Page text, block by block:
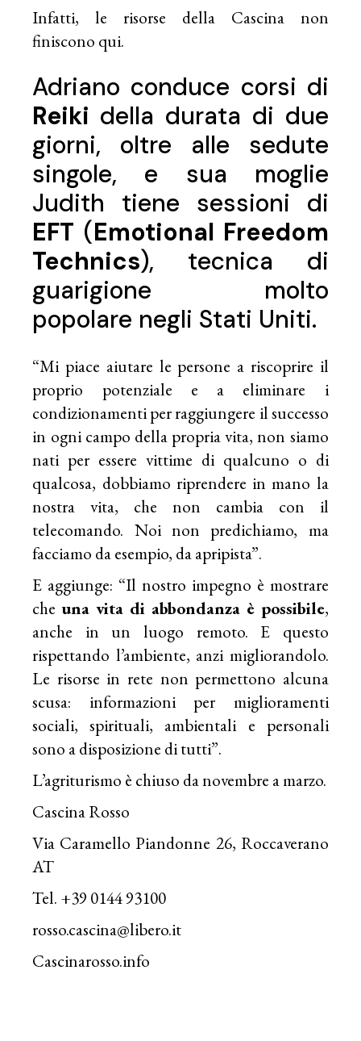
Infatti, le risorse della Cascina non
finiscono qui.
Adriano conduce corsi di
Reiki della durata di due
giorni, oltre alle sedute
singole, e sua moglie
Judith tiene sessioni di
EFT (Emotional Freedom
Technics), tecnica di
guarigione molto
popolare negli Stati Uniti.
“Mi piace aiutare le persone a riscoprire il
proprio potenziale e a eliminare i
condizionamenti per raggiungere il successo
in ogni campo della propria vita, non siamo
nati per essere vittime di qualcuno o di
qualcosa, dobbiamo riprendere in mano la
nostra vita, che non cambia con il
telecomando. Noi non predichiamo, ma
facciamo da esempio, da apripista”.
E aggiunge: “Il nostro impegno è mostrare
che una vita di abbondanza è possibile,
anche in un luogo remoto. E questo
rispettando l’ambiente, anzi migliorandolo.
Le risorse in rete non permettono alcuna
scusa: informazioni per miglioramenti
sociali, spirituali, ambientali e personali
sono a disposizione di tutti”.
L’agriturismo è chiuso da novembre a marzo.
Cascina Rosso
Via Caramello Piandonne 26, Roccaverano
AT
Tel. +39 0144 93100
rosso.cascina@libero.it
Cascinarosso.info